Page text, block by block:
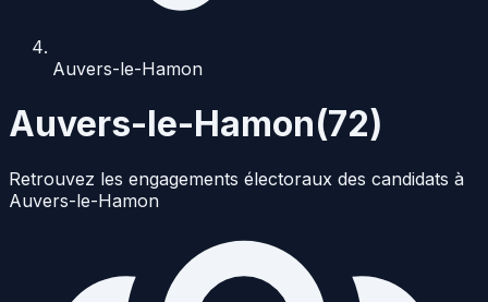
Auvers-le-Hamon
Auvers-le-Hamon(72)
Retrouvez les engagements électoraux des candidats à
Auvers-le-Hamon